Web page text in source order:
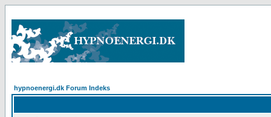
hypnoenergi.dk Forum Indeks